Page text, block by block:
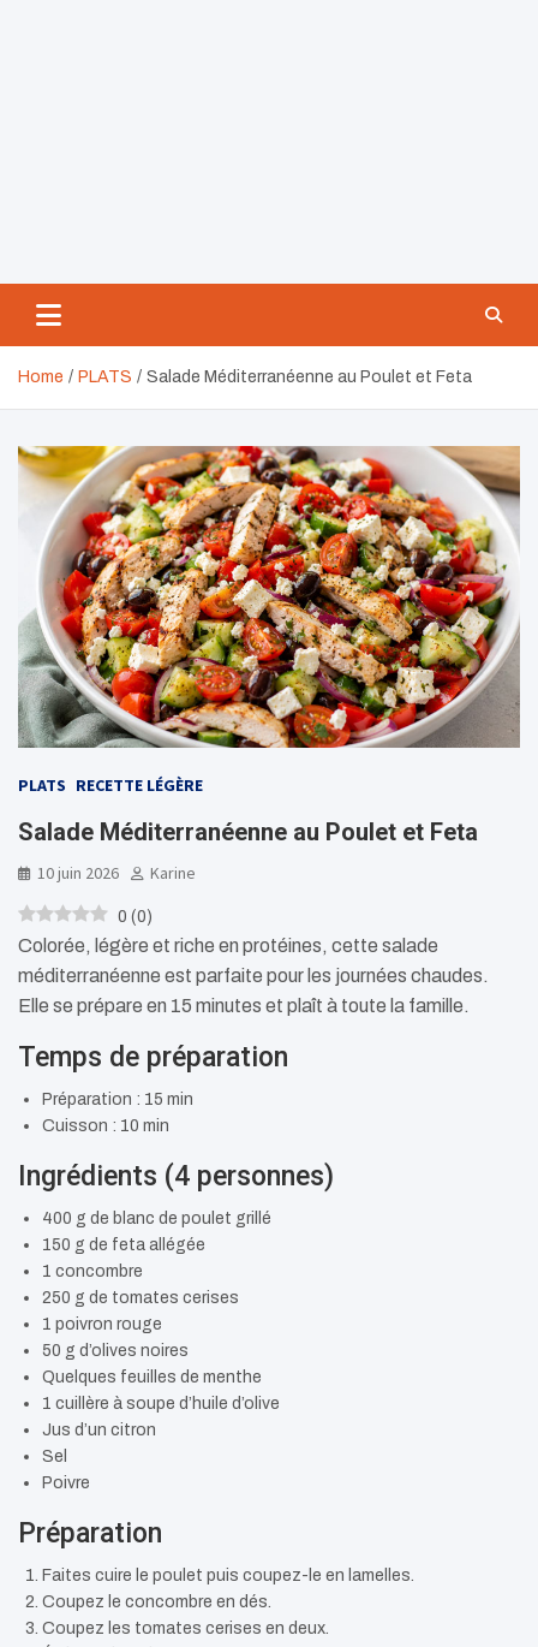
Home PLATS Salade Méditerranéenne au Poulet et Feta
PLATS RECETTE LÉGÈRE
Salade Méditerranéenne au Poulet et Feta
10 juin 2026 Karine
0 (0)
Colorée, légère et riche en protéines, cette salade
méditerranéenne est parfaite pour les journées chaudes.
Elle se prépare en 15 minutes et plaît à toute la famille.
Temps de préparation
Préparation : 15 min
Cuisson : 10 min
Ingrédients (4 personnes)
400 g de blanc de poulet grillé
150 g de feta allégée
1 concombre
250 g de tomates cerises
1 poivron rouge
50 g d’olives noires
Quelques feuilles de menthe
1 cuillère à soupe d’huile d’olive
Jus d’un citron
Sel
Poivre
Préparation
Faites cuire le poulet puis coupez-le en lamelles.
Coupez le concombre en dés.
Coupez les tomates cerises en deux.